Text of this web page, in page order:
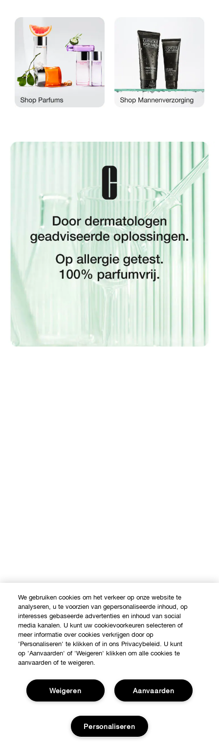
Shop
Verkooppunten
Aanbiedingen
Over Clinique
Internationale websites
Hulp nodig?
Klantendienst
Contacteer Fabrikant
Volg mijn bestelling
We gebruiken cookies om het verkeer op onze website te
analyseren, u te voorzien van gepersonaliseerde inhoud, op
interesses gebaseerde advertenties en inhoud van social
media kanalen. U kunt uw cookievoorkeuren selecteren of
meer informatie over cookies verkrijgen door op
'Personaliseren' te klikken of in ons Privacybeleid. U kunt
op 'Aanvaarden' of 'Weigeren' klikken om alle cookies te
aanvaarden of te weigeren.
Aanvaarden
Weigeren
Personaliseren